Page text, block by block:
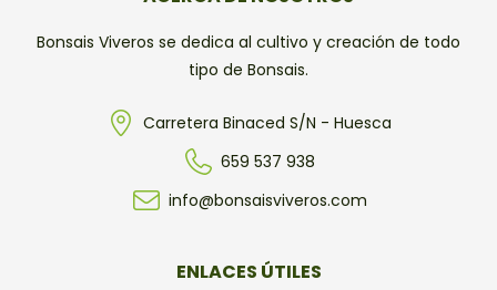
Bonsais Viveros se dedica al cultivo y creación de todo
tipo de Bonsais.
Carretera Binaced S/N - Huesca
659 537 938
info@bonsaisviveros.com
ENLACES ÚTILES